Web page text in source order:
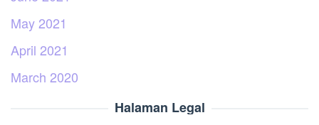
May 2021
April 2021
March 2020
Halaman Legal